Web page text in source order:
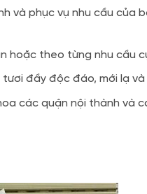
và phục vụ nhu cầu của
hoặc theo từng nhu cầu
đầy độc đáo, mới lạ
các quận nội thành và